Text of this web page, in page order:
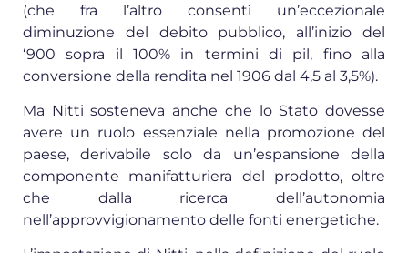
(che fra l’altro consentì un’eccezionale
diminuzione del debito pubblico, all’inizio del
‘900 sopra il 100% in termini di pil, fino alla
conversione della rendita nel 1906 dal 4,5 al 3,5%).
Ma Nitti sosteneva anche che lo Stato dovesse
avere un ruolo essenziale nella promozione del
paese, derivabile solo da un’espansione della
componente manifatturiera del prodotto, oltre
che dalla ricerca dell’autonomia
nell’approvvigionamento delle fonti energetiche.